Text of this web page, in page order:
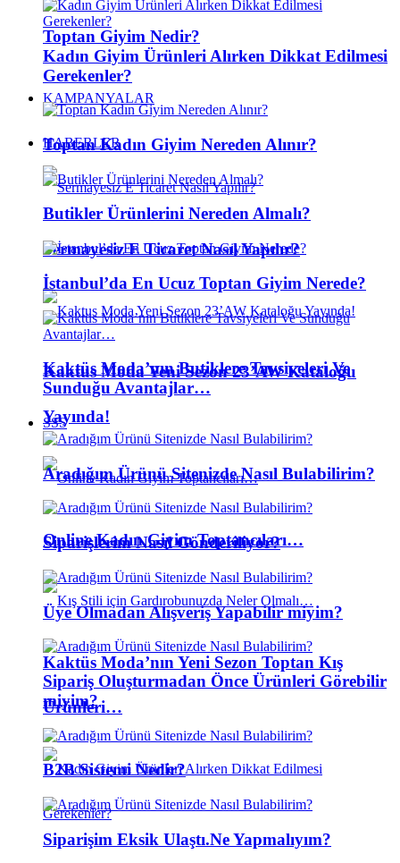
Toptan Giyim Nedir?
KAMPANYALAR
HABERLER
Sermayesiz E Ticaret Nasıl Yapılır?
Kaktus Moda Yeni Sezon 23’AW Kataloğu
Yayında!
Online Kadın Giyim Toptancıları…
Kaktüs Moda’nın Yeni Sezon Toptan Kış
Ürünleri…
Kadın Giyim Ürünleri Alırken Dikkat Edilmesi
Gerekenler?
Toptan Kadın Giyim Nereden Alınır?
Butikler Ürünlerini Nereden Almalı?
İstanbul’da En Ucuz Toptan Giyim Nerede?
Kaktüs Moda’nın Butiklere Tavsiyeleri Ve
Sunduğu Avantajlar…
SSS
Aradığım Ürünü Sitenizde Nasıl Bulabilirim?
Siparişlerim Nasıl Gönderiliyor?
Üye Olmadan Alışveriş Yapabilir miyim?
Sipariş Oluşturmadan Önce Ürünleri Görebilir
miyim?
B2B Sistemi Nedir?
Siparişim Eksik Ulaştı.Ne Yapmalıyım?